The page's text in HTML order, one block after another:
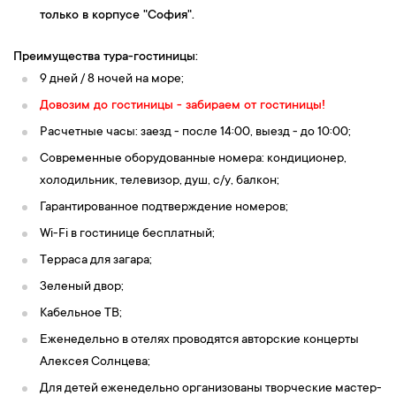
только в корпусе "София".
Преимущества тура-гостиницы:
9 дней / 8 ночей на море;
Довозим до гостиницы - забираем от гостиницы!
Расчетные часы: заезд - после 14:00, выезд - до 10:00;
Современные оборудованные номера: кондиционер,
холодильник, телевизор, душ, c/у, балкон;
Гарантированное подтверждение номеров;
Wi-Fi в гостинице бесплатный;
Терраса для загара;
Зеленый двор;
Кабельное ТВ;
Еженедельно в отелях проводятся авторские концерты
Алексея Солнцева;
Для детей еженедельно организованы творческие мастер-